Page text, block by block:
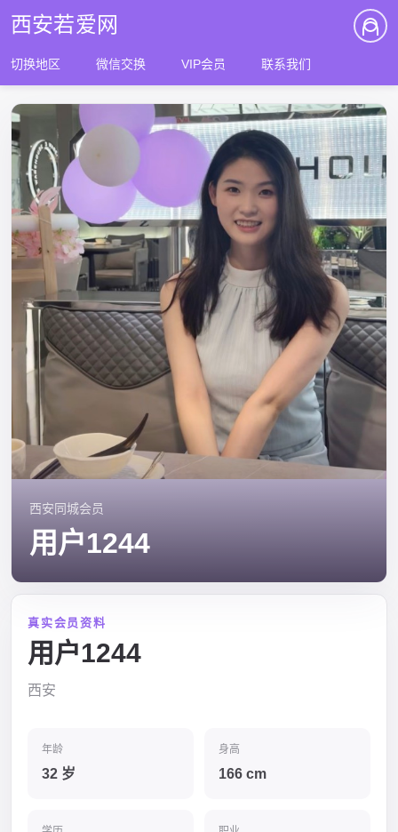
西安若爱网
切换地区 微信交换 VIP会员 联系我们
西安同城会员
用户1244
真实会员资料
用户1244
西安
年龄
32 岁
身高
166 cm